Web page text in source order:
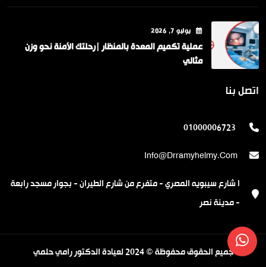
يوليو 7
, 2026
عملية تكميم المعدة بالمنظار |رحلتك الآمنة نحو وزن
مثالي
اتصل بنا
01000006723
Info@drramyhelmy.com
ا شارع سيبويه المصري - متفرع من شارع الطيران - بجوار مسجد رابعة
- مدينة نصر
جميع الحقوق محفوظة © 2024 لعيادة الدكتور رامي حلمي